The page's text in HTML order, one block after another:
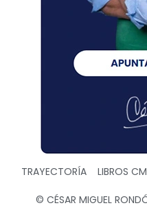
TRAYECTORÍA LIBROS
© CÉSAR MIGUEL